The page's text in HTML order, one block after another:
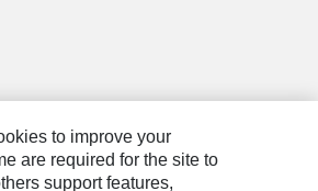
to improve your
are required for the site to
support features,